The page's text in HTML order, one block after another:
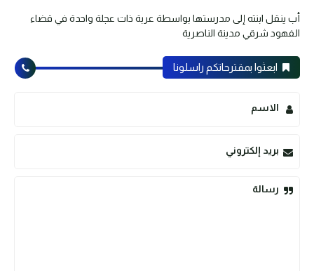
أب ينقل ابنته إلى مدرستها بواسطة عربة ذات عجلة واحدة في قضاء
الفهود شرقي مدينة الناصرية
ابعثوا بمقترحاتكم راسلونا
الاسم
بريد إلكتروني
رسالة